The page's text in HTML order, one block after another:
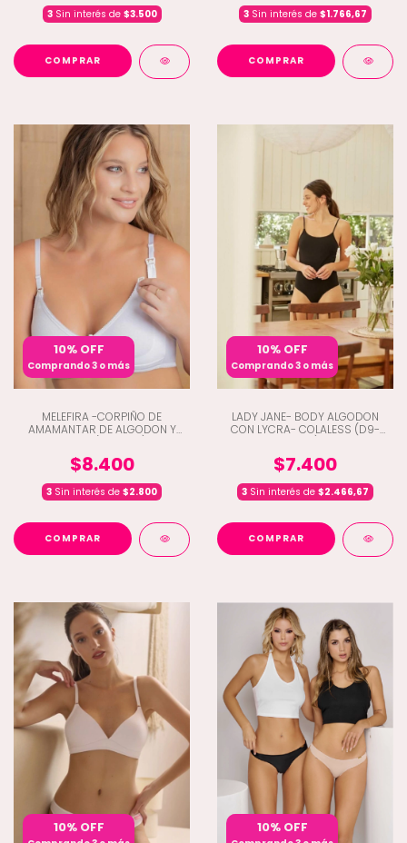
3Sin interés de $3.500
COMPRAR
3 Sin interés de $1.766,67
COMPRAR
10% OFF
Comprando 3 o más
MELEFIRA -CORPIÑO DE
AMAMANTAR DE ALGODON Y
$8.400
3 Sin interés de $2.800
COMPRAR
10% OFF
Comprando 3 o más
LADY JANE- BODY ALGODON
CON LYCRA- COLALESS (D9-
$7.400
3 Sin interés de $2.466,67
COMPRAR
10% OFF 10% OFF